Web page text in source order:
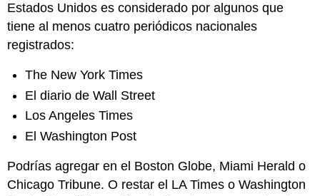
Estados Unidos es considerado por algunos que
tiene al menos cuatro periódicos nacionales
registrados:
The New York Times
El diario de Wall Street
Los Angeles Times
El Washington Post
Podrías agregar en el Boston Globe, Miami Herald o
Chicago Tribune. O restar el LA Times o Washington